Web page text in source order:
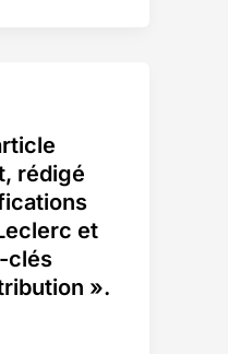
rédigé
et
clés
».